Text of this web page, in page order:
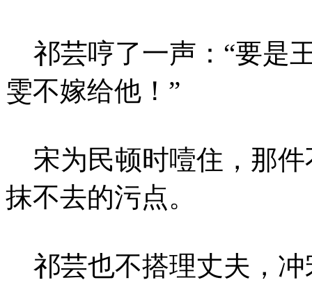
祁芸哼了一声：“要是
雯不嫁给他！”
宋为民顿时噎住，那件
抹不去的污点。
祁芸也不搭理丈夫，冲